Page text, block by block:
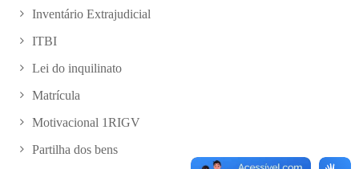
Inventário Extrajudicial
ITBI
Lei do inquilinato
Matrícula
Motivacional 1RIGV
Partilha dos bens